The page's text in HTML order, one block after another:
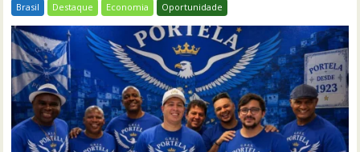
Brasil Destaque Economia Oportunidade